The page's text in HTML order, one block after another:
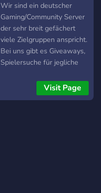
Wir sind ein deutscher
Gaming/Community Server
der sehr breit gefächert
viele Zielgruppen anspricht.
Bei uns gibt es Giveaways,
Spielersuche für jegliche
vieles mehr!
Visit Page